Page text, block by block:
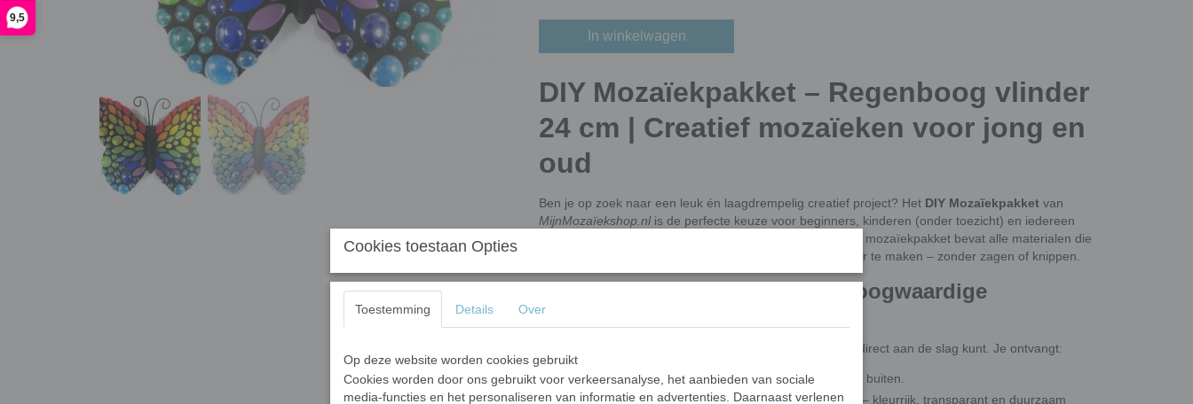
9,5
In winkelwagen
DIY Mozaïekpakket – Regenboog vlinder
24 cm | Creatief mozaïeken voor jong en
oud
Ben je op zoek naar een leuk én laagdrempelig creatief project? Het DIY Mozaïekpakket van
MijnMozaïekshop.nl is de perfecte keuze voor beginners, kinderen (onder toezicht) en iedereen
die zin heeft in een kleurrijke knutselmiddag. Dit complete mozaïekpakket bevat alle materialen die
je nodig hebt om een duurzame en vrolijke mozaïekvlinder te maken – zonder zagen of knippen.
Compleet mozaïekpakket met hoogwaardige
materialen
Het mozaïekpakket is zorgvuldig samengesteld, zodat je direct aan de slag kunt. Je ontvangt:
Metalen basis(ca. 24 cm) – voor gebruik binnen en buiten.
Mix van keramische en glazen mozaïeksteentjes
– kleurrijk, transparant en duurzaam
Cookies toestaan Opties
Toestemming Details Over
Op deze website worden cookies gebruikt
Cookies worden door ons gebruikt voor verkeersanalyse, het aanbieden van sociale
media-functies en het personaliseren van informatie en advertenties. Daarnaast verlenen